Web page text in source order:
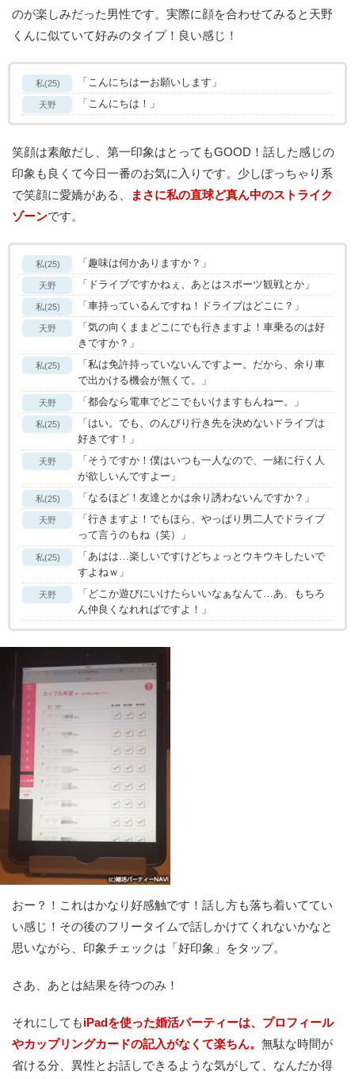
のが楽しみだった男性です。実際に顔を合わせてみると天野
くんに似ていて好みのタイプ！良い感じ！
私(25) 「こんにちはーお願いします」
天野 「こんにちは！」
笑顔は素敵だし、第一印象はとってもGOOD！話した感じの
印象も良くて今日一番のお気に入りです。少しぽっちゃり系
で笑顔に愛嬌がある、
まさに私の直球ど真ん中のストライク
ゾーンです。
私(25) 「趣味は何かありますか？」
天野 「ドライブですかねぇ、あとはスポーツ観戦とか」
私(25) 「車持っているんですね！ドライブはどこに？」
天野
「気の向くままどこにでも行きますよ！車乗るのは好
きですか？」
私(25)
「私は免許持っていないんですよー。だから、余り車
で出かける機会が無くて。」
天野 「都会なら電車でどこでもいけますもんねー。」
私(25)
「はい。でも、のんびり行き先を決めないドライブは
好きです！」
天野
「そうですか！僕はいつも一人なので、一緒に行く人
が欲しいんですよー」
私(25) 「なるほど！友達とかは余り誘わないんですか？」
天野
「行きますよ！でもほら、やっぱり男二人でドライブ
って言うのもね（笑）」
私(25)
「あはは…楽しいですけどちょっとウキウキしたいで
すよねｗ」
天野
「どこか遊びにいけたらいいなぁなんて…あ、もちろ
ん仲良くなれればですよ！」
おー？！これはかなり好感触です！話し方も落ち着いててい
い感じ！その後のフリータイムで話しかけてくれないかなと
思いながら、印象チェックは「好印象」をタップ。
さあ、あとは結果を待つのみ！
それにしてもiPadを使った婚活パーティーは、プロフィール
やカップリングカードの記入がなくて楽ちん。 無駄な時間が
省ける分、異性とお話しできるような気がして、なんだか得